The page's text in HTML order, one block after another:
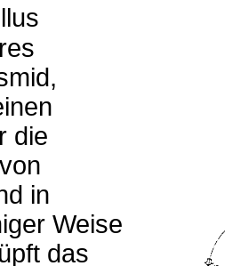
die
in
Weise
das